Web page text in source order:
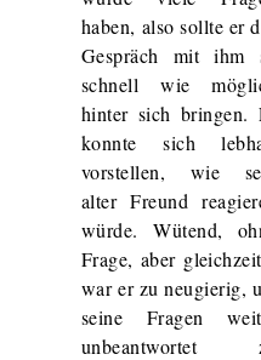
haben, also sollte er
Gespräch mit ihm
schnell wie
hinter sich bringen.
konnte sich
vorstellen, wie
alter Freund
würde. Wütend,
Frage, aber
war er zu neugierig,
seine Fragen
unbeantwortet